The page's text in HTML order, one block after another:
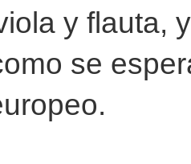
y flauta,
se